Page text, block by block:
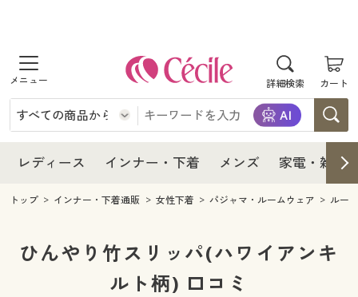
詳細検索 カート
商品を探す
レディース
レディースファッション
女性下着
インナー・下着
インナー・下着通販すべて
女性下着
メンズ
メンズ通販すべて
メンズファッション
家電・雑貨
家電・雑貨すべて
寝具・インテリア・家具
レディース インナー・下着 メンズ 家電・雑貨
レディース
レディース通販すべて
レディースファッション
インナー・下着
インナー・下着通販すべて
ジュニア・ティーンズ下着
メンズ
寝具・インテリア・家具通販すべて
トップ インナー・下着通販 女性下着 パジャマ・ルームウェア ルー
ひんやり竹スリッパ(ハワイアンキ
ルト柄) 口コミ